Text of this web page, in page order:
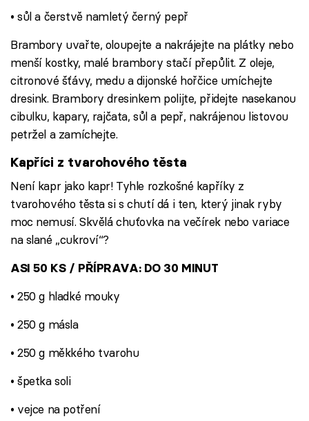
• sůl a čerstvě namletý černý pepř
Brambory uvařte, oloupejte a nakrájejte na plátky nebo
menší kostky, malé brambory stačí přepůlit. Z oleje,
citronové šťávy, medu a dijonské hořčice umíchejte
dresink. Brambory dresinkem polijte, přidejte nasekanou
cibulku, kapary, rajčata, sůl a pepř, nakrájenou listovou
petržel a zamíchejte.
Kapříci z tvarohového těsta
Není kapr jako kapr! Tyhle rozkošné kapříky z
tvarohového těsta si s chutí dá i ten, který jinak ryby
moc nemusí. Skvělá chuťovka na večírek nebo variace
na slané „cukroví“?
ASI 50 KS / PŘÍPRAVA: DO 30 MINUT
• 250 g hladké mouky
• 250 g másla
• 250 g měkkého tvarohu
• špetka soli
• vejce na potření